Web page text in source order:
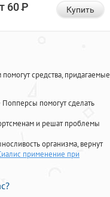
60Р Купить
средства, придагаемые
Попперсы помогут сделать
и решат проблемы
организма, вернут
применение при